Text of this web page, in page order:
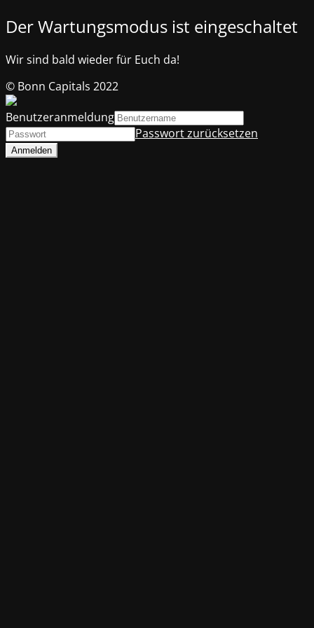
Der Wartungsmodus ist eingeschaltet
Wir sind bald wieder für Euch da!
© Bonn Capitals 2022
Benutzeranmeldung
Passwort zurücksetzen